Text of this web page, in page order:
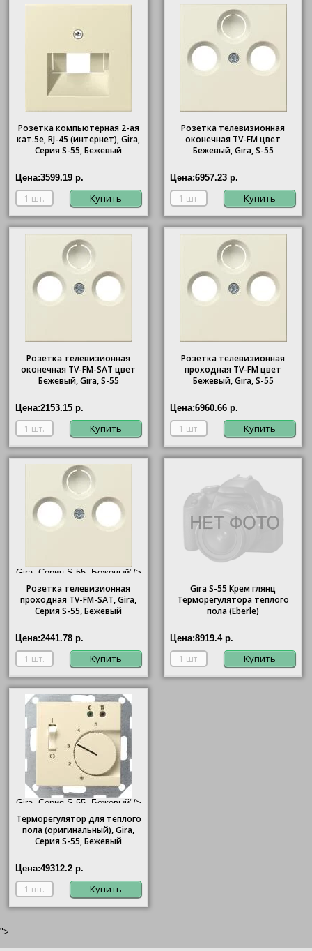
Розетка компьютерная 2-ая
кат.5е, RJ-45 (интернет), Gira,
Серия S-55, Бежевый
Цена:3599.19 р.
Купить
Розетка телевизионная
оконечная ТV-FМ цвет
Бежевый, Gira, S-55
Цена:6957.23 р.
Купить
Розетка телевизионная
оконечная ТV-FМ-SАТ цвет
Бежевый, Gira, S-55
Цена:2153.15 р.
Купить
Розетка телевизионная
проходная ТV-FМ цвет
Бежевый, Gira, S-55
Цена:6960.66 р.
Купить
Gira, Серия S-55, Бежевый"/>
Розетка телевизионная
проходная ТV-FМ-SАТ,Gira,
Серия S-55, Бежевый
Цена:2441.78 р.
Купить
GiraS-55 Крем глянц
Терморегулятора теплого
пола (Eberle)
Цена:8919.4 р.
Купить
Gira, Серия S-55, Бежевый"/>
Терморегулятор для теплого
пола (оригинальный),Gira,
Серия S-55, Бежевый
Цена:49312.2 р.
Купить
">